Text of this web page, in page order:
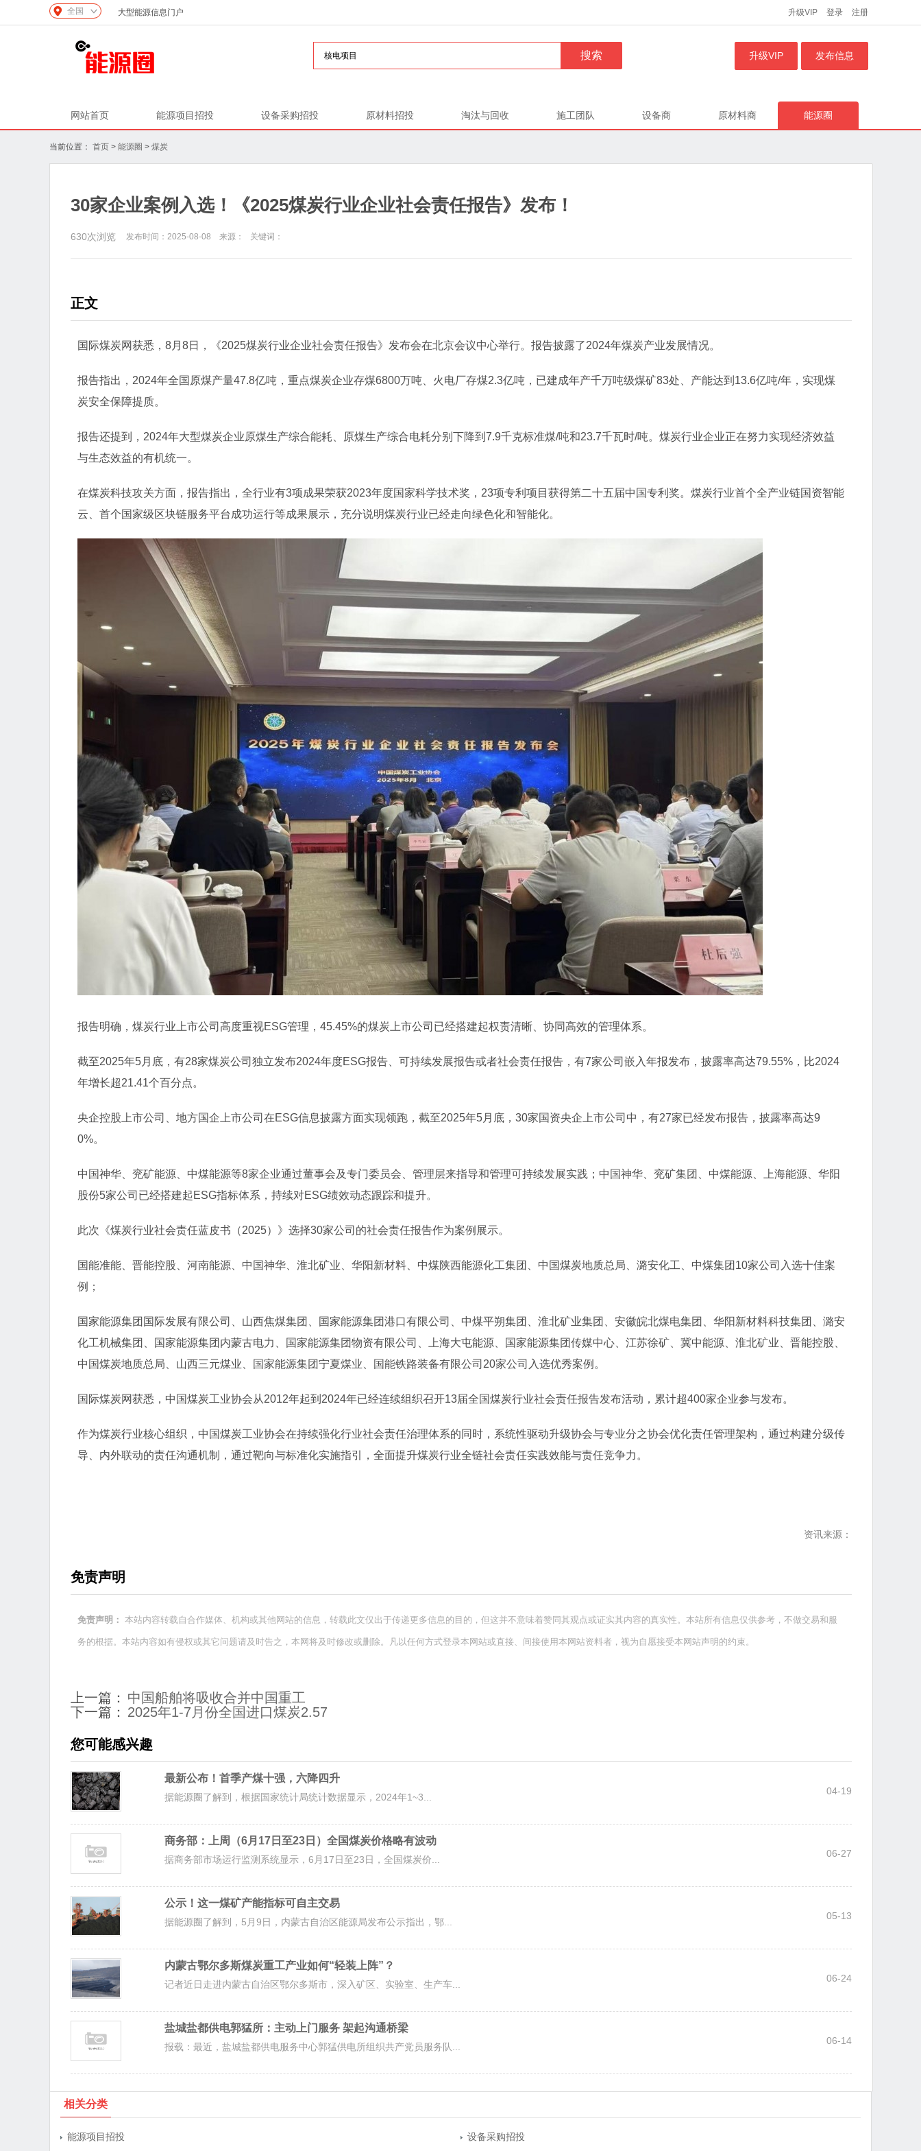
全国 大型能源信息门户 升级VIP 登录 注册
升级VIP 发布信息
网站首页 能源项目招投 设备采购招投 原材料招投 淘汰与回收 施工团队 设备商 原材料商 能源圈
当前位置： 首页 > 能源圈 > 煤炭
30家企业案例入选！《2025煤炭行业企业社会责任报告》发布！
630次浏览 发布时间：2025-08-08 来源： 关键词：
正文
国际煤炭网获悉， 8月 8日， 《2025煤炭行业企业社会责任报告》发布会在北京会议中心举行。报告披露了2024年煤炭产业发展情况。
报告指出，2024年全国原煤产量47.8亿吨，重点煤炭企业存煤6800万吨、火电厂存煤2.3亿吨，已建成年产千万吨级煤矿83处、产能达到13.6亿吨/年，实现煤
炭安全保障提质。
报告还提到，2024年大型煤炭企业原煤生产综合能耗、原煤生产综合电耗分别下降到7.9千克标准煤/吨和23.7千瓦时/吨。煤炭行业企业正在努力实现经济效益
与生态效益的有机统一。
在煤炭科技攻关方面，报告指出，全行业有3项成果荣获2023年度国家科学技术奖，23项专利项目获得第二十五届中国专利奖。煤炭行业首个全产业链国资智能
云、首个国家级区块链服务平台成功运行等成果展示，充分说明煤炭行业已经走向绿色化和智能化。
报告明确，煤炭行业上市公司高度重视ESG管理，45.45%的煤炭上市公司已经搭建起权责清晰、协同高效的管理体系。
截至2025年5月底，有28家煤炭公司独立发布2024年度ESG报告、可持续发展报告或者社会责任报告，有7家公司嵌入年报发布，披露率高达79.55%，比2024
年增长超21.41个百分点。
央企控股上市公司、地方国企上市公司在ESG信息披露方面实现领跑，截至2025年5月底，30家国资央企上市公司中，有27家已经发布报告，披露率高达9
0%。
中国神华、兖矿能源、中煤能源等8家企业通过董事会及专门委员会、管理层来指导和管理可持续发展实践；中国神华、兖矿集团、中煤能源、上海能源、华阳
股份5家公司已经搭建起ESG指标体系，持续对ESG绩效动态跟踪和提升。
此次《煤炭行业社会责任蓝皮书（2025）》选择30家公司的社会责任报告作为案例展示。
国能准能、晋能控股、河南能源、中国神华、淮北矿业、华阳新材料、中煤陕西能源化工集团、中国煤炭地质总局、潞安化工、中煤集团10家公司入选十佳案
例；
国家能源集团国际发展有限公司、山西焦煤集团、国家能源集团港口有限公司、中煤平朔集团、淮北矿业集团、安徽皖北煤电集团、华阳新材料科技集团、潞安
化工机械集团、国家能源集团内蒙古电力、国家能源集团物资有限公司、上海大屯能源、国家能源集团传媒中心、江苏徐矿、冀中能源、淮北矿业、晋能控股、
中国煤炭地质总局、山西三元煤业、国家能源集团宁夏煤业、国能铁路装备有限公司20家公司入选优秀案例。
国际煤炭网获悉，中国煤炭工业协会从2012年起到2024年已经连续组织召开13届全国煤炭行业社会责任报告发布活动，累计超400家企业参与发布。
作为煤炭行业核心组织，中国煤炭工业协会在持续强化行业社会责任治理体系的同时，系统性驱动升级协会与专业分之协会优化责任管理架构，通过构建分级传
导、内外联动的责任沟通机制，通过靶向与标准化实施指引，全面提升煤炭行业全链社会责任实践效能与责任竞争力。
资讯来源：
免责声明
免责声明： 本站内容转载自合作媒体、机构或其他网站的信息，转载此文仅出于传递更多信息的目的，但这并不意味着赞同其观点或证实其内容的真实性。本站所有信息仅供参考，不做交易和服
务的根据。本站内容如有侵权或其它问题请及时告之，本网将及时修改或删除。凡以任何方式登录本网站或直接、间接使用本网站资料者，视为自愿接受本网站声明的约束。
上一篇： 中国船舶将吸收合并中国重工
下一篇： 2025年1-7月份全国进口煤炭2.57
您可能感兴趣
最新公布！首季产煤十强，六降四升
据能源圈了解到，根据国家统计局统计数据显示，2024年1~3...
04-19
商务部：上周（6月17日至23日）全国煤炭价格略有波动
据商务部市场运行监测系统显示，6月17日至23日，全国煤炭价...
06-27
公示！这一煤矿产能指标可自主交易
据能源圈了解到，5月9日，内蒙古自治区能源局发布公示指出，鄂...
05-13
内蒙古鄂尔多斯煤炭重工产业如何“轻装上阵”？
记者近日走进内蒙古自治区鄂尔多斯市，深入矿区、实验室、生产车...
06-24
盐城盐都供电郭猛所：主动上门服务 架起沟通桥梁
报载：最近，盐城盐都供电服务中心郭猛供电所组织共产党员服务队...
06-14
相关分类
能源项目招投 设备采购招投